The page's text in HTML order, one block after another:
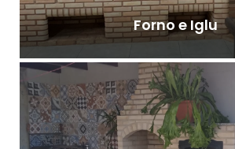
Forno e Iglu